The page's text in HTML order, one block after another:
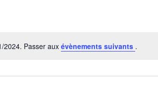
Notice
2024. Passer aux évènements suivants .